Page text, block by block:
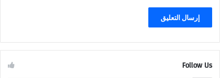
Follow Us